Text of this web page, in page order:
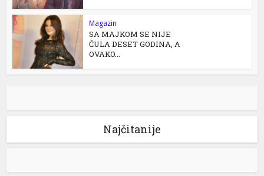
Magazin
SA MAJKOM SE NIJE
ČULA DESET GODINA, A
OVAKO...
Najčitanije